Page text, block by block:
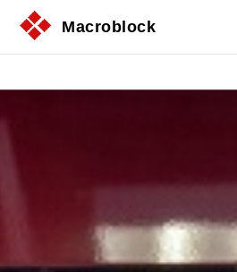
Macroblock